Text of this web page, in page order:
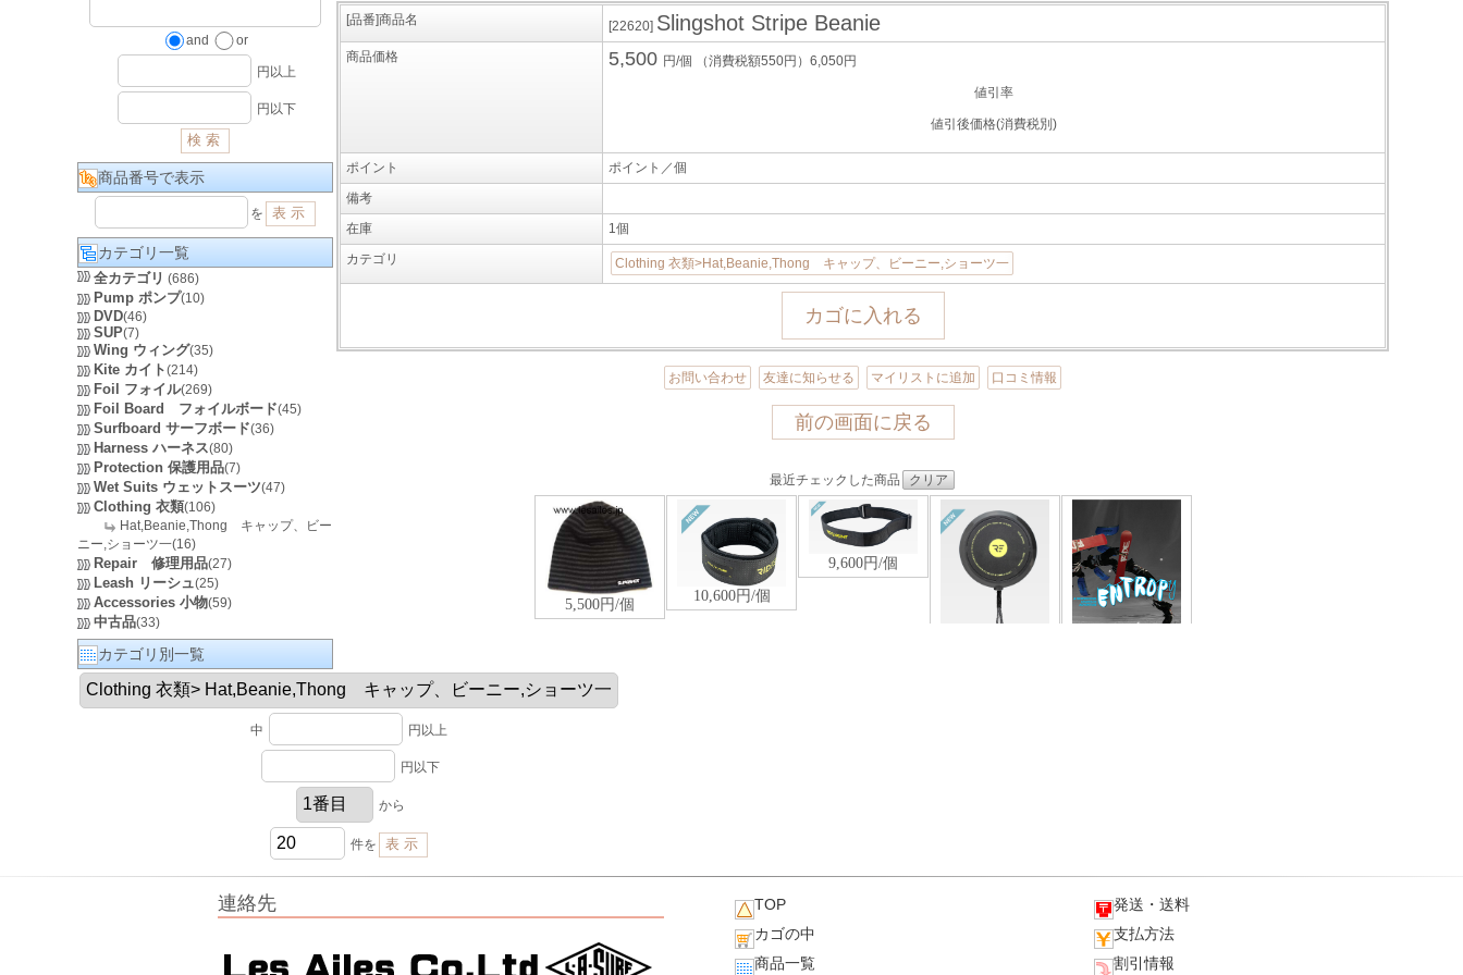
and or
円以上
円以下
商品番号で表示
を
カテゴリ一覧
全カテゴリ (686)
Pump ポンプ(10)
DVD(46)
SUP(7)
Wing ウィング(35)
Kite カイト(214)
Foil フォイル(269)
Foil Board フォイルボード(45)
Surfboard サーフボード(36)
Harness ハーネス(80)
Protection 保護用品(7)
Wet Suits ウェットスーツ(47)
Clothing 衣類(106)
Hat,Beanie,Thong キャップ、ビー
ニー,ショーツ一(16)
Repair 修理用品(27)
Leash リーシュ(25)
Accessories 小物(59)
中古品(33)
カテゴリ別一覧
中 円以上
円以下
から
件を
[品番]商品名 [22620] Slingshot Stripe Beanie
商品価格 5,500 円/個 （消費税額550円）6,050円
値引率
値引後価格(消費税別)
ポイント
ポイント／個
備考
在庫
1個
カテゴリ
Clothing 衣類>Hat,Beanie,Thong キャップ、ビーニー,ショーツ一
お問い合わせ 友達に知らせる マイリストに追加 口コミ情報
前の画面に戻る
最近チェックした商品 クリア
連絡先
TOP
カゴの中
商品一覧
発送・送料
支払方法
割引情報